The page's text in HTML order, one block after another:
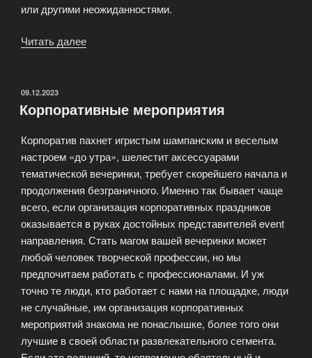
или другими неожиданностями.
Читать далее
аспекты»
ОПУБЛИКОВАНО
09.12.2023
Корпоративные мероприятия
Корпоратив пахнет игристым шампанским и веселым
настроем «до утра», шелестит аксессуарами
тематической вечеринки, требует скорейшего начала и
продолжения безграничного. Именно так бывает чаще
всего, если организация корпоративных праздников
оказывается в руках достойных представителей event
направления. Стать магом вашей вечеринки может
любой человек творческой профессии, но мы
предпочитаем работать с профессионалами. И уж
точно те люди, кто работает с нами на площадке, люди
не случайные, им организация корпоративных
мероприятий знакома не понаслышке, более того они
лучшие в своей области развлекательного сегмента.